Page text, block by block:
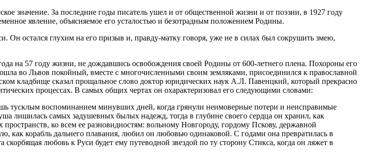
значение. За последние годы писатель ушел и от общественной жизни и от поэзии, в 1927 году
явление, объясняемое его усталостью и безотрадным положением Родины.
остался глухим на его призыв и, правду-матку говоря, уже не в силах был сокрушить змею,
на 57 году жизни, не дождавшись освобождения своей Родины от 600-летнего плена. Похороны его
во Львов покойный, вместе с многочисленными своим земляками, присоединился к православной
кладбище сказал прощальное слово доктор юридических наук А.Л. Павенцкий, который прекрасно
процессах. В самых общих чертах он охарактеризовал его следующими словами:
тусклым воспоминанием минувших дней, когда грянули неимоверные потери и неисправимые
лишилась самых задушевных былых надежд, тогда в глубине своего сердца он хранил, как
ко всем ее разновидностям: вольному Новгороду, гордому Пскову, державной
корабль дальнего плавания, любил он любовью одинаковой. С годами она превратилась в
любовь к Руси будет ему путеводной звездой по ту сторону Стикса, когда он ляжет в